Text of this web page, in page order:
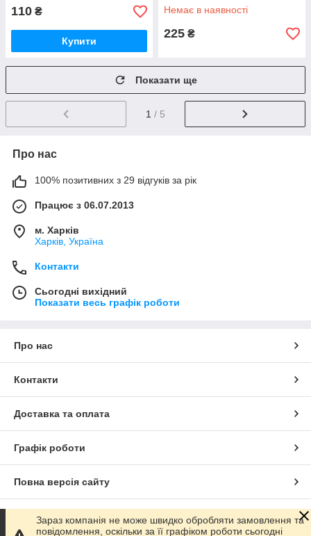
110 ₴
Купити
Немає в наявності
225 ₴
Показати ще
1 / 5
Про нас
100% позитивних з 29 відгуків за рік
Працює з 06.07.2013
м. Харків
Харків, Україна
Контакти
Сьогодні вихідний
Показати весь графік роботи
Про нас
Контакти
Доставка та оплата
Графік роботи
Повна версія сайту
Сайт створено на маркетплейсі Prom.ua
Зараз компанія не може швидко обробляти замовлення та
повідомлення, оскільки за її графіком роботи сьогодні